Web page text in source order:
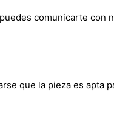
comunicarte con
que la pieza es